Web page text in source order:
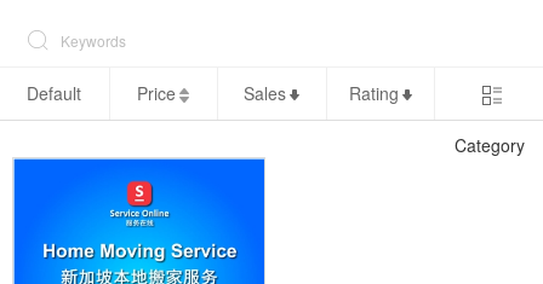
Default Price Sales Rating
Category